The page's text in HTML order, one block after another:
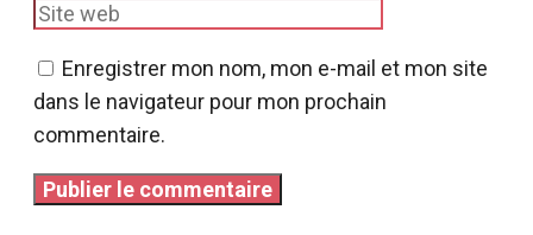
Enregistrer mon nom, mon e-mail et mon site
dans le navigateur pour mon prochain
commentaire.